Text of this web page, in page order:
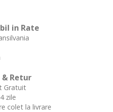
in Rate
Retur
Gratuit
zile
colet la livrare